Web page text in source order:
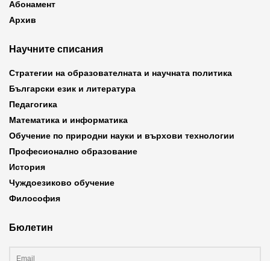
Абонамент
Архив
Научните списания
Стратегии на образователната и научната политика
Български език и литература
Педагогика
Математика и информатика
Обучение по природни науки и върхови технологии
Професионално образование
История
Чуждоезиково обучение
Философия
Бюлетин